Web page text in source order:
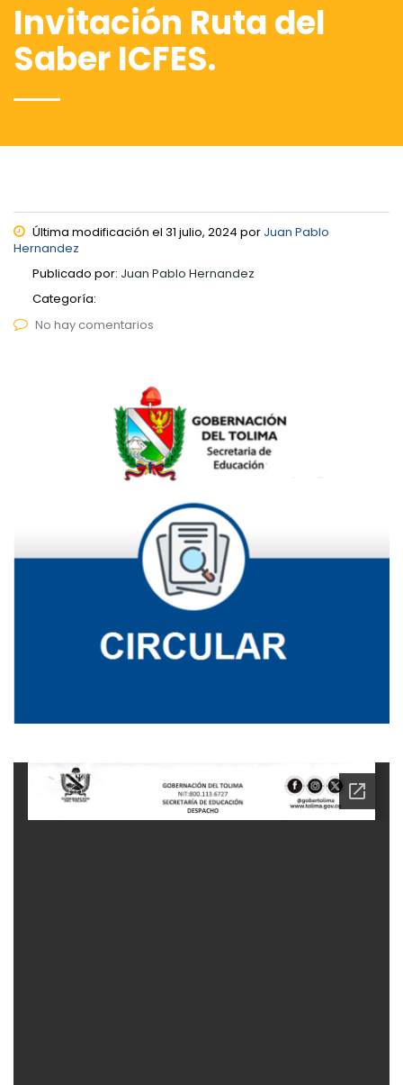
Invitación Ruta del
Saber ICFES.
Última modificación el 31 julio, 2024 por Juan Pablo
Hernandez
Publicado por: Juan Pablo Hernandez
Categoría:
No hay comentarios